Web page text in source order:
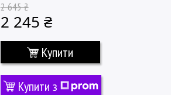
2 645 ₴
2 245 ₴
Купити
Купити з